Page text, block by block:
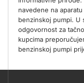
navedene na
benzinskoj pumpi. U
odgovornost za
kupcima
benzinskoj pumpi